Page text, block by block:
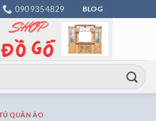
0909354829 BLOG
QUẦN ÁO